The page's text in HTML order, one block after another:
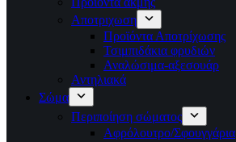
Αποτριχωση
Προϊόντα Αποτρίχωσης
Τσιμπιδάκια φρυδιών
Αναλώσιμα-αξεσουάρ
Αντηλιακά
Σώμα
Περιποίηση σώματος
Αφρόλουτρο/Σφουγγάρια